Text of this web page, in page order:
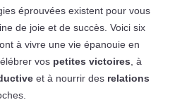
éprouvées existent pour vous
de joie et de succès. Voici six
à vivre une vie épanouie en
vos petites victoires , à
et à nourrir des relations